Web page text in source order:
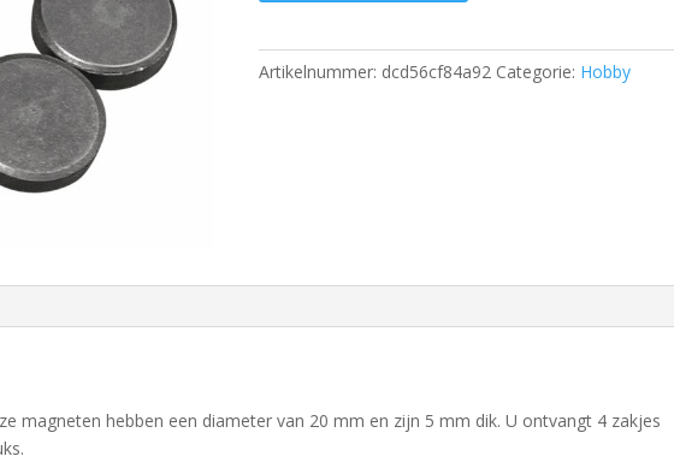
Artikelnummer: dcd56cf84a92 Categorie: Hobby
magneten hebben een diameter van 20 mm en zijn 5 mm dik. U ontvangt 4 zakjes